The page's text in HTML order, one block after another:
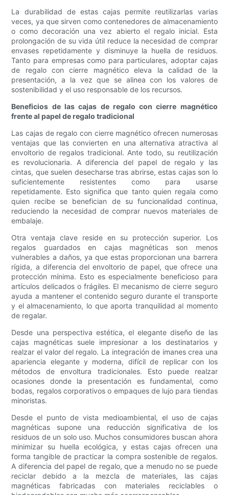
La durabilidad de estas cajas permite reutilizarlas varias
veces, ya que sirven como contenedores de almacenamiento
o como decoración una vez abierto el regalo inicial. Esta
prolongación de su vida útil reduce la necesidad de comprar
envases repetidamente y disminuye la huella de residuos.
Tanto para empresas como para particulares, adoptar cajas
de regalo con cierre magnético eleva la calidad de la
presentación, a la vez que se alinea con los valores de
sostenibilidad y el uso responsable de los recursos.
Beneficios de las cajas de regalo con cierre magnético
frente al papel de regalo tradicional
Las cajas de regalo con cierre magnético ofrecen numerosas
ventajas que las convierten en una alternativa atractiva al
envoltorio de regalos tradicional. Ante todo, su reutilización
es revolucionaria. A diferencia del papel de regalo y las
cintas, que suelen desecharse tras abrirse, estas cajas son lo
suficientemente resistentes como para usarse
repetidamente. Esto significa que tanto quien regala como
quien recibe se benefician de su funcionalidad continua,
reduciendo la necesidad de comprar nuevos materiales de
embalaje.
Otra ventaja clave reside en su protección superior. Los
regalos guardados en cajas magnéticas son menos
vulnerables a daños, ya que estas proporcionan una barrera
rígida, a diferencia del envoltorio de papel, que ofrece una
protección mínima. Esto es especialmente beneficioso para
artículos delicados o frágiles. El mecanismo de cierre seguro
ayuda a mantener el contenido seguro durante el transporte
y el almacenamiento, lo que aporta tranquilidad al momento
de regalar.
Desde una perspectiva estética, el elegante diseño de las
cajas magnéticas suele impresionar a los destinatarios y
realzar el valor del regalo. La integración de imanes crea una
apariencia elegante y moderna, difícil de replicar con los
métodos de envoltura tradicionales. Esto puede realzar
ocasiones donde la presentación es fundamental, como
bodas, regalos corporativos o empaques de lujo para tiendas
minoristas.
Desde el punto de vista medioambiental, el uso de cajas
magnéticas supone una reducción significativa de los
residuos de un solo uso. Muchos consumidores buscan ahora
minimizar su huella ecológica, y estas cajas ofrecen una
forma tangible de practicar la compra sostenible de regalos.
A diferencia del papel de regalo, que a menudo no se puede
reciclar debido a la mezcla de materiales, las cajas
magnéticas fabricadas con materiales reciclables o